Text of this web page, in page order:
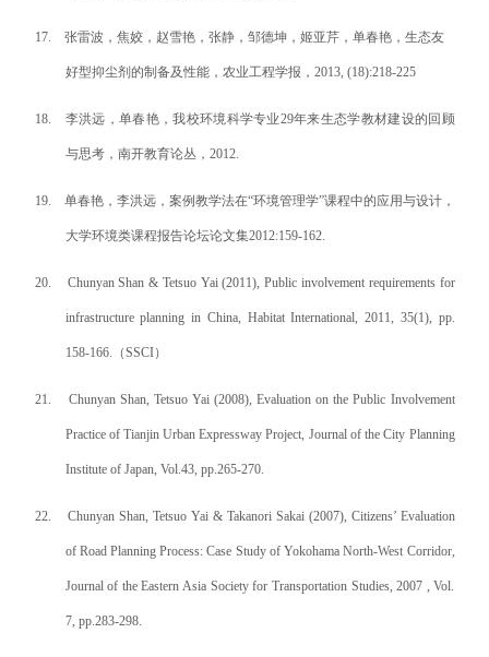
17. 张雷波 ， 焦姣， 赵雪艳， 张静， 邹德坤， 姬亚芹， 单春艳， 生态友
好型抑尘剂的制备及性能，农业工程学报， 2013, (18):218-225
18. 李洪远，单春艳，我校环境科学专业29年来生态学教材建设的回顾
与思考，南开教育论丛， 2012.
19. 单春艳，李洪远，案例教学法在“环境管理学”课程中的应用与设计，
大学环境类课程报告论坛论文集2012:159-162.
20. Chunyan Shan & Tetsuo Yai (2011), Public involvement requirements for
infrastructure planning in China, Habitat International, 2011, 35(1), pp.
158-166. （SSCI）
21. Chunyan Shan, Tetsuo Yai (2008), Evaluation on the Public Involvement
Practice of Tianjin Urban Expressway Project, Journal of the City Planning
Institute of Japan, Vol.43, pp.265-270.
22. Chunyan Shan, Tetsuo Yai & Takanori Sakai (2007), Citizens’ Evaluation
of Road Planning Process: Case Study of Yokohama North-West Corridor,
Journal of the Eastern Asia Society for Transportation Studies, 2007 , Vol.
7, pp.283-298.